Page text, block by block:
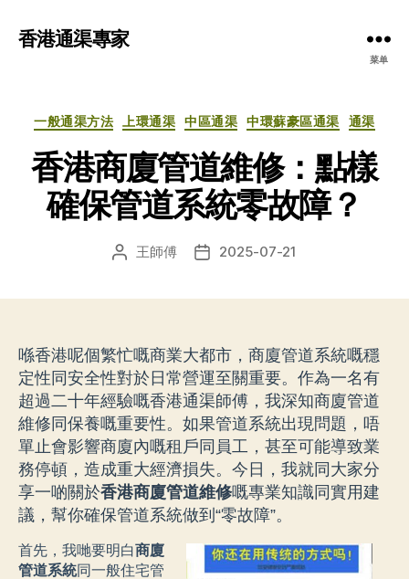
香港通渠專家
菜单
分
一般通渠方法 上環通渠 中區通渠 中環蘇豪區通渠 通渠
香港商廈管道維修：點樣
確保管道系統零故障？
文 王師傅
发 2025-07-21
喺香港呢個繁忙嘅商業大都市，商廈管道系統嘅穩
定性同安全性對於日常營運至關重要。作為一名有
超過二十年經驗嘅香港通渠師傅，我深知商廈管道
維修同保養嘅重要性。如果管道系統出現問題，唔
單止會影響商廈內嘅租戶同員工，甚至可能導致業
務停頓，造成重大經濟損失。今日，我就同大家分
享一啲關於香港商廈管道維修嘅專業知識同實用建
議，幫你確保管道系統做到“零故障”。
首先，我哋要明白商廈
管道系統同一般住宅管